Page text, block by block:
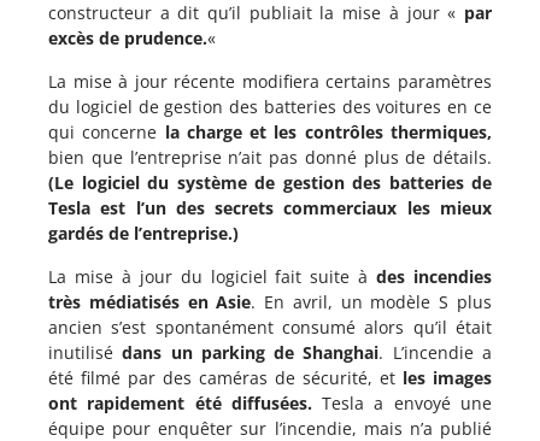
constructeur a dit qu’il publiait la mise à jour « par
excès de prudence.«
La mise à jour récente modifiera certains paramètres
du logiciel de gestion des batteries des voitures en ce
qui concerne la charge et les contrôles thermiques,
bien que l’entreprise n’ait pas donné plus de détails.
(Le logiciel du système de gestion des batteries de
Tesla est l’un des secrets commerciaux les mieux
gardés de l’entreprise.)
La mise à jour du logiciel fait suite àdes incendies
très médiatisés en Asie. En avril, un modèle S plus
ancien s’est spontanément consumé alors qu’il était
inutilisédans un parking de Shanghai. L’incendie a
été filmé par des caméras de sécurité, et les images
ont rapidement été diffusées.Tesla a envoyé une
équipe pour enquêter sur l’incendie, mais n’a publié